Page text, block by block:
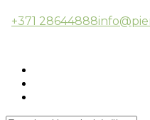
+371 28644888